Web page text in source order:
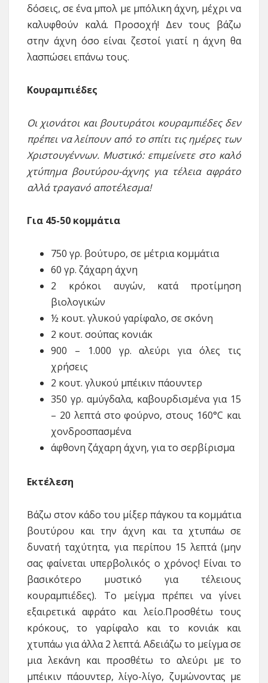
δόσεις, σε ένα μπολ με μπόλικη άχνη, μέχρι να
καλυφθούν καλά. Προσοχή! Δεν τους βάζω
στην άχνη όσο είναι ζεστοί γιατί η άχνη θα
λασπώσει επάνω τους.
Κουραμπιέδες
Οι χιονάτοι και βουτυράτοι κουραμπιέδες δεν
πρέπει να λείπουν από το σπίτι τις ημέρες των
Χριστουγέννων. Μυστικό: επιμείνετε στο καλό
χτύπημα βουτύρου-άχνης για τέλεια αφράτο
αλλά τραγανό αποτέλεσμα!
Για 45-50 κομμάτια
750 γρ. βούτυρο, σε μέτρια κομμάτια
60 γρ. ζάχαρη άχνη
2 κρόκοι αυγών, κατά προτίμηση
βιολογικών
½ κουτ. γλυκού γαρίφαλο, σε σκόνη
2 κουτ. σούπας κονιάκ
900 – 1.000 γρ. αλεύρι για όλες τις
χρήσεις
2 κουτ. γλυκού μπέικιν πάουντερ
350 γρ. αμύγδαλα, καβουρδισμένα για 15
– 20 λεπτά στο φούρνο, στους 160°C και
χονδροσπασμένα
άφθονη ζάχαρη άχνη, για το σερβίρισμα
Εκτέλεση
Βάζω στον κάδο του μίξερ πάγκου τα κομμάτια
βουτύρου και την άχνη και τα χτυπάω σε
δυνατή ταχύτητα, για περίπου 15 λεπτά (μην
σας φαίνεται υπερβολικός ο χρόνος! Είναι το
βασικότερο μυστικό για τέλειους
κουραμπιέδες). Το μείγμα πρέπει να γίνει
εξαιρετικά αφράτο και λείο.Προσθέτω τους
κρόκους, το γαρίφαλο και το κονιάκ και
χτυπάω για άλλα 2 λεπτά. Αδειάζω το μείγμα σε
μια λεκάνη και προσθέτω το αλεύρι με το
μπέικιν πάουντερ, λίγο-λίγο, ζυμώνοντας με